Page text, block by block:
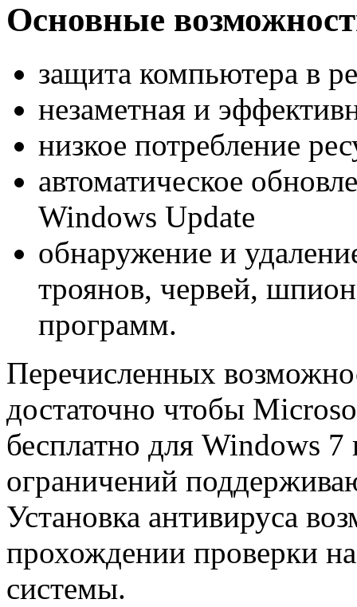
Основные
защита компьютера в
незаметная и
низкое потребление
автоматическое
Windows Update
обнаружение и
троянов, червей,
программ.
Перечисленных
достаточно чтобы
бесплатно для Windows
ограничений
Установка антивируса
прохождении проверки
системы.